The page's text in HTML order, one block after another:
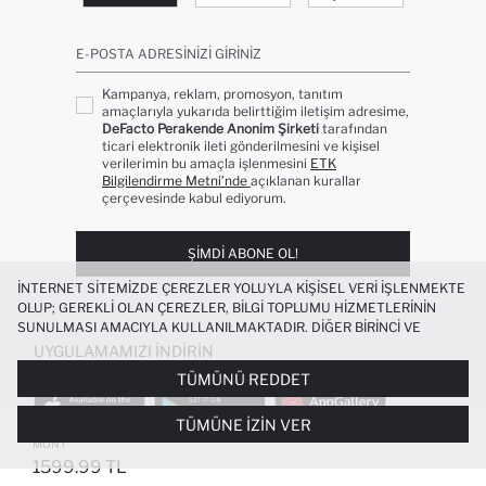
ERKEK BEBEK KAPÜŞONLU FERMUARLI
MONT
1599.99 TL
E-POSTA ADRESINIZI GIRINIZ
Kampanya, reklam, promosyon, tanıtım
amaçlarıyla yukarıda belirttiğim iletişim adresime,
DeFacto Perakende Anonim Şirketi tarafından
ticari elektronik ileti gönderilmesini ve kişisel
verilerimin bu amaçla işlenmesini ETK
Bilgilendirme Metni’nde açıklanan kurallar
çerçevesinde kabul ediyorum.
ŞIMDI ABONE OL!
UYGULAMAMIZI İNDIRIN
POPÜLER KATEGORILER
İNTERNET SITEMIZDE ÇEREZLER YOLUYLA KIŞISEL VERI IŞLENMEKTE
OLUP; GEREKLI OLAN ÇEREZLER, BILGI TOPLUMU HIZMETLERININ
SUNULMASI AMACIYLA KULLANILMAKTADIR. DIĞER BIRINCI VE
ÜÇÜNCÜ TARAF ÇEREZLER ISE SIZE DAHA IYI BIR ALIŞVERIŞ
DENEYIMI SUNULABILMESI, SITEMIZIN DAHA IŞLEVSEL KILINMASI VE
KIŞISELLEŞTIRMESI VE AÇIK RIZA VERMENIZ HALINDE, SIZLERE
YÖNELIK PAZARLAMA FAALIYETLERININ YAPILMASI AMAÇLARIYLA
SINIRLI OLARAK KULLANILACAKTIR. ÇEREZLERE DAIR TERCIHLERINIZI
ÇEREZ TERCIHLERIPANELI ARACILIĞIYLA HER ZAMAN YÖNETEBILIR,
ÇEREZLERLE ILGILI DAHA DETAYLI BILGIYE
TÜMÜNÜ REDDET
TÜMÜNE İZIN VER